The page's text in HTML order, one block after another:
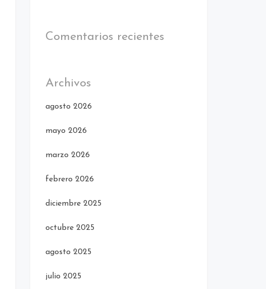
Comentarios recientes
Archivos
agosto 2026
mayo 2026
marzo 2026
febrero 2026
diciembre 2025
octubre 2025
agosto 2025
julio 2025